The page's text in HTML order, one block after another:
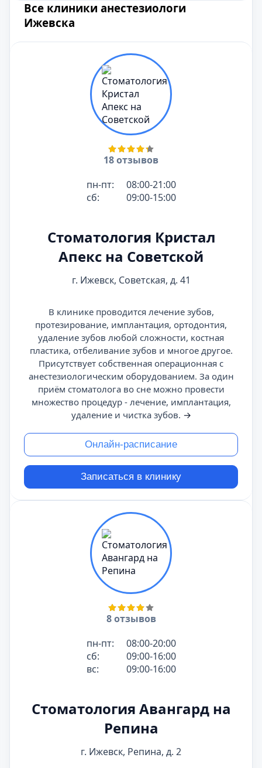
Все клиники анестезиологи
Ижевска
18 отзывов
пн-пт:
08:00-21:00
сб:
09:00-15:00
Стоматология Кристал
Апекс на Советской
г. Ижевск, Советская, д. 41
В клинике проводится лечение зубов,
протезирование, имплантация, ортодонтия,
удаление зубов любой сложности, костная
пластика, отбеливание зубов и многое другое.
Присутствует собственная операционная с
анестезиологическим оборудованием. За один
приём стоматолога во сне можно провести
множество процедур - лечение, имплантация,
удаление и чистка зубов. →
Онлайн-расписание
Записаться в клинику
8 отзывов
пн-пт:
08:00-20:00
сб:
09:00-16:00
вс:
09:00-16:00
Стоматология Авангард на
Репина
г. Ижевск, Репина, д. 2